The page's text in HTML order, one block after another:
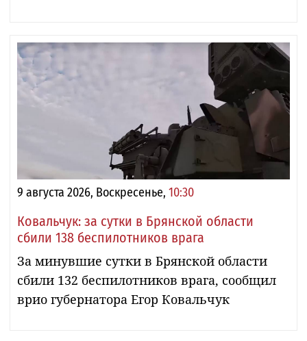
9 августа 2026, Воскресенье, 10:30
Ковальчук: за сутки в Брянской области
сбили 138 беспилотников врага
За минувшие сутки в Брянской области
сбили 132 беспилотников врага, сообщил
врио губернатора Егор Ковальчук